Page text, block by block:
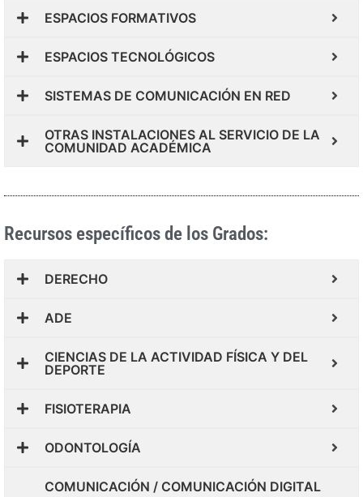
ESPACIOS FORMATIVOS
ESPACIOS TECNOLÓGICOS
SISTEMAS DE COMUNICACIÓN EN RED
OTRAS INSTALACIONES AL SERVICIO DE LA
COMUNIDAD ACADÉMICA
Recursos específicos de los Grados:
DERECHO
ADE
CIENCIAS DE LA ACTIVIDAD FÍSICA Y DEL
DEPORTE
FISIOTERAPIA
ODONTOLOGÍA
COMUNICACIÓN / COMUNICACIÓN DIGITAL